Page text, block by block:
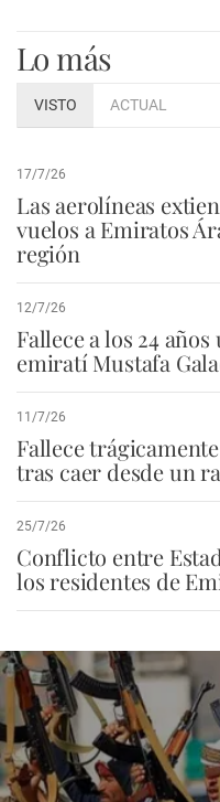
Lo más
VISTO ACTUAL
17/7/26
Las aerolíneas
vuelos a Emiratos
región
12/7/26
Fallece a los 24
emiratí Mustafa
11/7/26
Fallece
tras caer desde un
25/7/26
Conflicto entre
los residentes de